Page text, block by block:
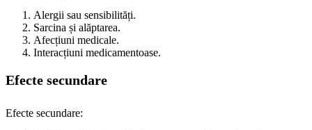
Alergii sau sensibilități.
Sarcina și alăptarea.
Afecțiuni medicale.
Interacțiuni medicamentoase.
Efecte secundare
Efecte secundare: